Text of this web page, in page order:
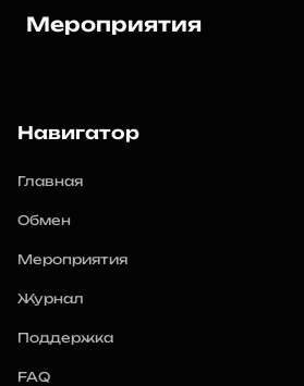
Мероприятия
Навигатор
Главная
Обмен
Мероприятия
Журнал
Поддержка
FAQ